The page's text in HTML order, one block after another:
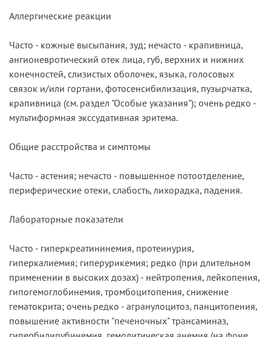
Аллергические реакции
Часто - кожные высыпания, зуд; нечасто - крапивница,
ангионевротический отек лица, губ, верхних и нижних
конечностей, слизистых оболочек, языка, голосовых
связок и/или гортани, фотосенсибилизация, пузырчатка,
крапивница (см. раздел "Особые указания"); очень редко -
мультиформная экссудативная эритема.
Общие расстройства и симптомы
Часто - астения; нечасто - повышенное потоотделение,
периферические отеки, слабость, лихорадка, падения.
Лабораторные показатели
Часто - гиперкреатининемия, протеинурия,
гиперкалиемия; гиперурикемия; редко (при длительном
применении в высоких дозах) - нейтропения, лейкопения,
гипогемоглобинемия, тромбоцитопения, снижение
гематокрита; очень редко - агранулоцитоз, панцитопения,
повышение активности "печеночных" трансаминаз,